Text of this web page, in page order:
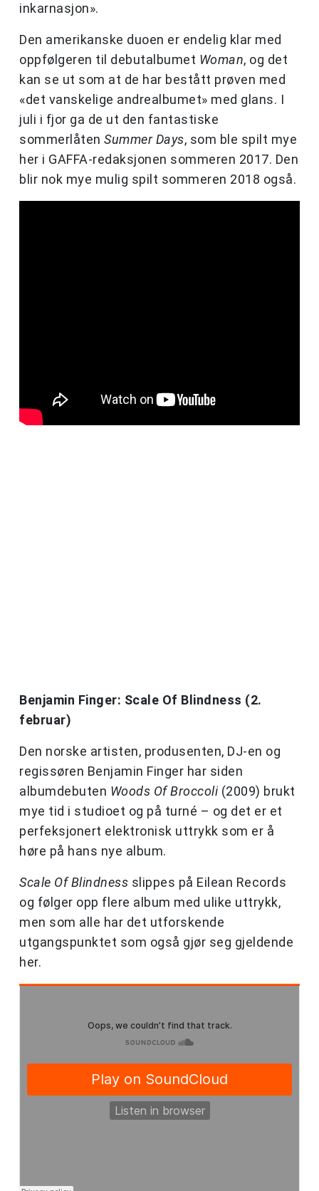
inkarnasjon».
Den amerikanske duoen er endelig klar med
oppfølgeren til debutalbumet Woman, og det
kan se ut som at de har bestått prøven med
«det vanskelige andrealbumet» med glans. I
juli i fjor ga de ut den fantastiske
sommerlåten Summer Days, som ble spilt mye
her i GAFFA-redaksjonen sommeren 2017. Den
blir nok mye mulig spilt sommeren 2018 også.
Benjamin Finger: Scale Of Blindness (2.
februar)
Den norske artisten, produsenten, DJ-en og
regissøren Benjamin Finger har siden
albumdebuten Woods Of Broccoli(2009) brukt
mye tid i studioet og på turné – og det er et
perfeksjonert elektronisk uttrykk som er å
høre på hans nye album.
Scale Of Blindness slippes på Eilean Records
og følger opp flere album med ulike uttrykk,
men som alle har det utforskende
utgangspunktet som også gjør seg gjeldende
her.